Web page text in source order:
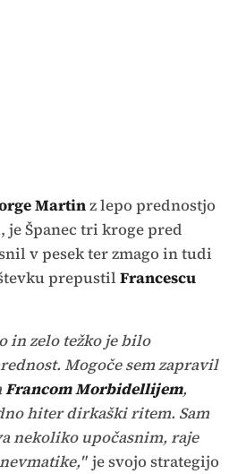
Martinz lepo prednostjo
je Španec tri kroge pred
v pesek ter zmago in tudi
prepustil Francescu
in zelo težko je bilo
Mogoče sem zapravil
Francom Morbidellijem,
hiter dirkaški ritem. Sam
nekoliko upočasnim, raje
je svojo strategijo